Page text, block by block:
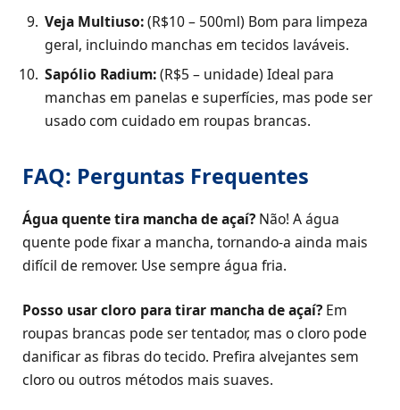
Veja Multiuso:(R$10 – 500ml) Bom para limpeza
geral, incluindo manchas em tecidos laváveis.
Sapólio Radium:(R$5 – unidade) Ideal para
manchas em panelas e superfícies, mas pode ser
usado com cuidado em roupas brancas.
FAQ: Perguntas Frequentes
Água quente tira mancha de açaí? Não! A água
quente pode fixar a mancha, tornando-a ainda mais
difícil de remover. Use sempre água fria.
Posso usar cloro para tirar mancha de açaí? Em
roupas brancas pode ser tentador, mas o cloro pode
danificar as fibras do tecido. Prefira alvejantes sem
cloro ou outros métodos mais suaves.